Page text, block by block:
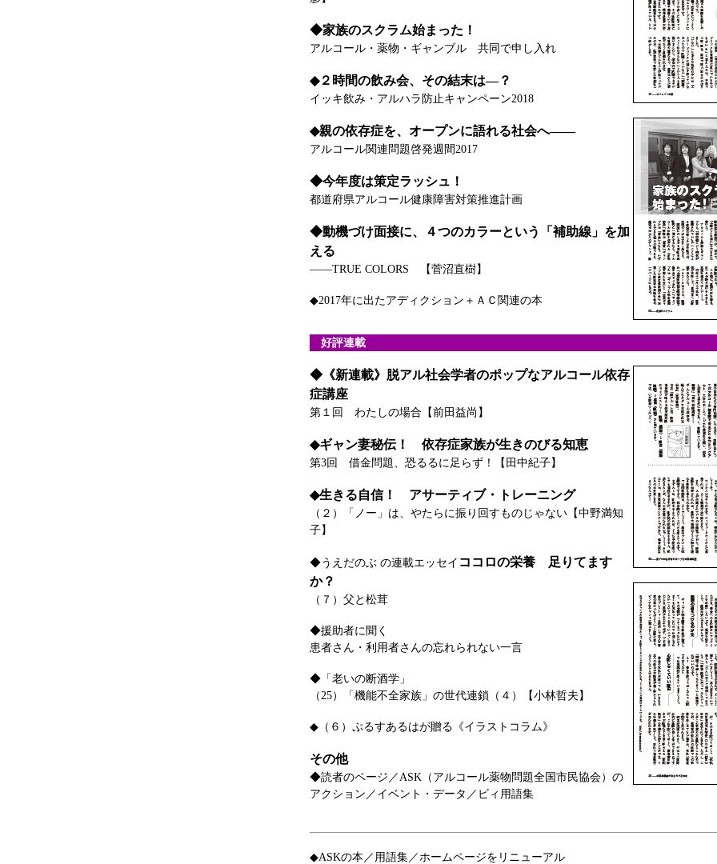
◆家族のスクラム始まった！
アルコール・薬物・ギャンブル 共同で申し入れ
◆２時間の飲み会、その結末は―？
イッキ飲み・アルハラ防止キャンペーン2018
◆親の依存症を、オープンに語れる社会へ――
アルコール関連問題啓発週間2017
◆今年度は策定ラッシュ！
都道府県アルコール健康障害対策推進計画
◆動機づけ面接に、４つのカラーという「補助線」を加
える
――TRUE COLORS 【菅沼直樹】
◆2017年に出たアディクション＋ＡＣ関連の本
好評連載
◆《新連載》脱アル社会学者のポップなアルコール依存
症講座
第１回 わたしの場合【前田益尚】
◆ギャン妻秘伝！ 依存症家族が生きのびる知恵
第3回 借金問題、恐るるに足らず！【田中紀子】
◆生きる自信！ アサーティブ・トレーニング
（２）「ノー」は、やたらに振り回すものじゃない【中野満知
子】
◆うえだのぶ の連載エッセイ ココロの栄養 足りてます
か？
（７）父と松茸
◆援助者に聞く
患者さん・利用者さんの忘れられない一言
◆「老いの断酒学」
（25）「機能不全家族」の世代連鎖（４）【小林哲夫】
◆（６）ぷるすあるはが贈る《イラストコラム》
その他
◆読者のページ／ASK（アルコール薬物問題全国市民協会）の
アクション／イベント・データ／ビィ用語集
◆ASKの本／用語集／ホームページをリニューアル